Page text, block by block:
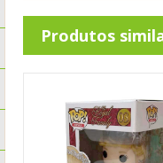
Produtos